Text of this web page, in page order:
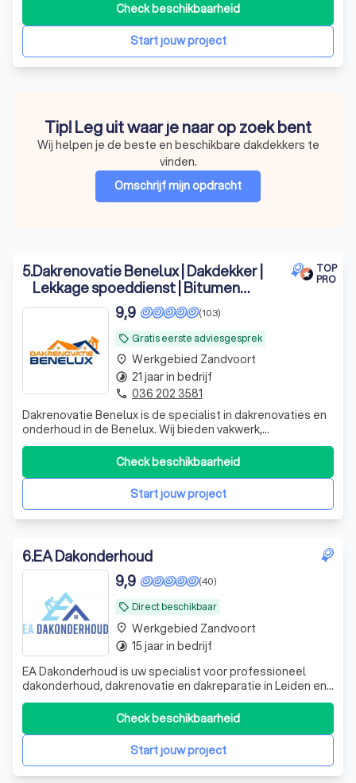
Start jouw project
Check beschikbaarheid
Tip! Leg uit waar je naar op zoek bent
Wij helpen je de beste en beschikbare dakdekkers te
vinden.
Omschrijf mijn opdracht
5.Dakrenovatie Benelux | Dakdekker |
Lekkage spoeddienst | Bitumen
daken
TOP
PRO
local_offer Gratis eerste adviesgesprek
(103)
9,9
Dakrenovatie Benelux is de specialist in dakrenovaties en
onderhoud in de Benelux. Wij bieden vakwerk,
duurzaamheid en klantgerichte oplossingen. Uw dak, onze
zorg. Betrouwbaar, professioneel en snel!
Start jouw project
Check beschikbaarheid
place Werkgebied Zandvoort
timelapse 21 jaar in bedrijf
phone 036 202 3581
6.EA Dakonderhoud
local_offer Direct beschikbaar
(40)
9,9
EA Dakonderhoud is uw specialist voor professioneel
dakonderhoud, dakrenovatie en dakreparatie in Leiden en
de Randstad. Van pannendak tot plat dak, van dakgoot tot
schoorsteen - onze dakdekkers staan voor u klaar.
Start jouw project
Check beschikbaarheid
place Werkgebied Zandvoort
timelapse 15 jaar in bedrijf